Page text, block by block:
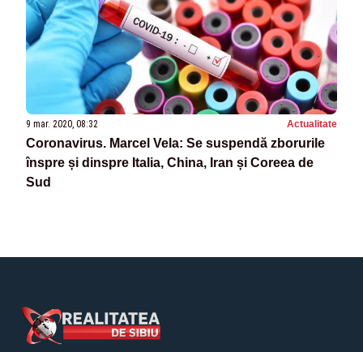
9 mar. 2020, 08:32 Actualitate
Coronavirus. Marcel Vela: Se suspendă zborurile
înspre și dinspre Italia, China, Iran și Coreea de
Sud